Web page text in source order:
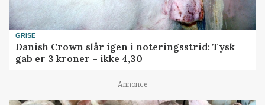
GRISE
Danish Crown slår igen i noteringsstrid: Tysk
gab er 3 kroner – ikke 4,30
Annonce